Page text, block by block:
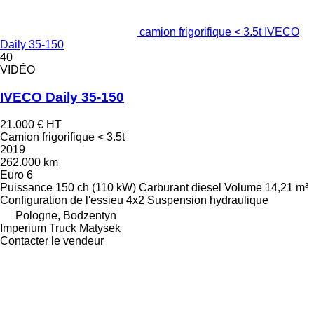
camion frigorifique < 3.5t IVECO
Daily 35-150
40
VIDÉO
IVECO Daily 35-150
21.000 € HT
Camion frigorifique < 3.5t
2019
262.000 km
Euro 6
Puissance 150 ch (110 kW) Carburant diesel Volume 14,21 m³
Configuration de l'essieu 4x2 Suspension hydraulique
Pologne, Bodzentyn
Imperium Truck Matysek
Contacter le vendeur